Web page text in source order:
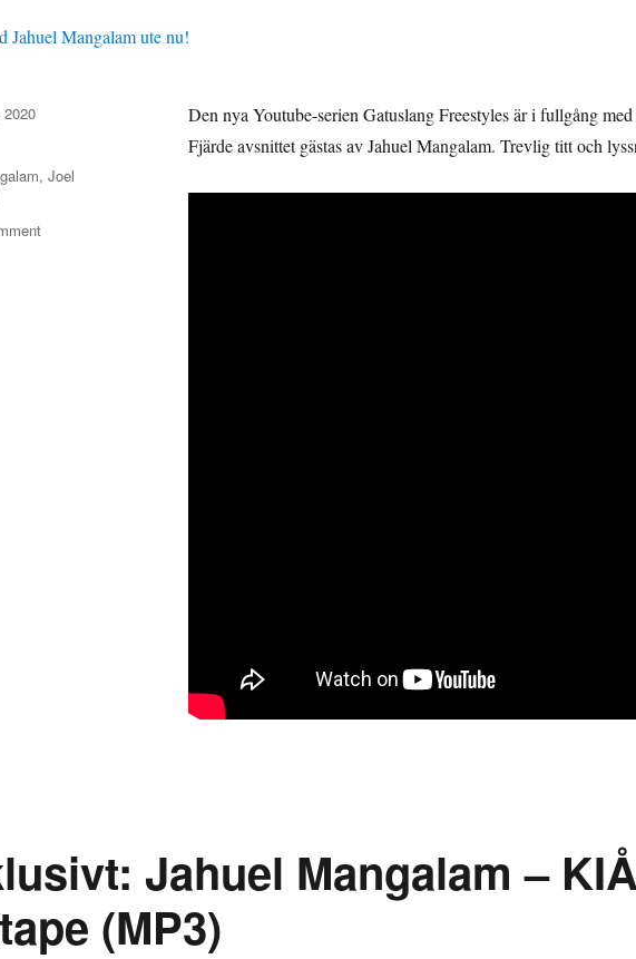
Den nya Youtube-serien Gatuslang Freestyles är i fullgång
Fjärde avsnittet gästas av Jahuel Mangalam. Trevlig titt och
2020
, Joel
on
Jahuel Mangalam –
(MP3)